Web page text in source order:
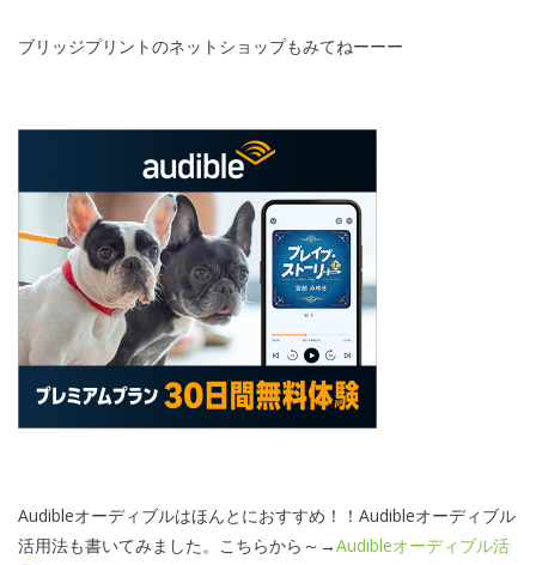
ブリッジプリントのネットショップもみてねーーー
Audibleオーディブルはほんとにおすすめ！！Audibleオーディブル
活用法も書いてみました。こちらから～→Audibleオーディブル活